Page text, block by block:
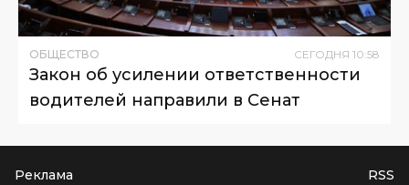
ОБЩЕСТВО СЕГОДНЯ 10:58
Закон об усилении ответственности
водителей направили в Сенат
Реклама RSS